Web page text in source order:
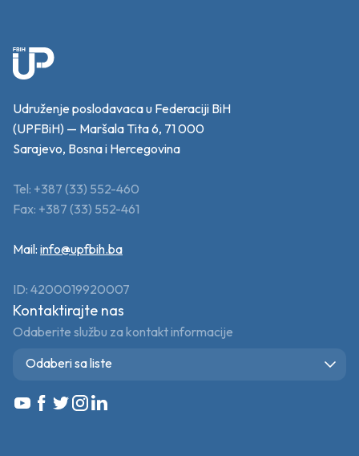
Udruženje poslodavaca u Federaciji BiH
(UPFBiH) — Maršala Tita 6, 71 000
Sarajevo, Bosna i Hercegovina
Tel: +387 (33) 552-460
Fax: +387 (33) 552-461
Mail: info@upfbih.ba
ID: 4200019920007
Kontaktirajte nas
Odaberite službu za kontakt informacije
Odaberi sa liste